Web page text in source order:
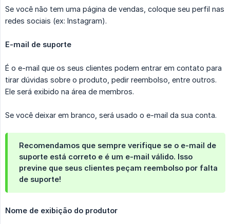
Se você não tem uma página de vendas, coloque seu perfil nas
redes sociais (ex: Instagram).
E-mail de suporte
É o e-mail que os seus clientes podem entrar em contato para
tirar dúvidas sobre o produto, pedir reembolso, entre outros.
Ele será exibido na área de membros.
Se você deixar em branco, será usado o e-mail da sua conta.
Recomendamos que sempre verifique se o e-mail de
suporte está correto e é um e-mail válido. Isso
previne que seus clientes peçam reembolso por falta
de suporte!
Nome de exibição do produtor